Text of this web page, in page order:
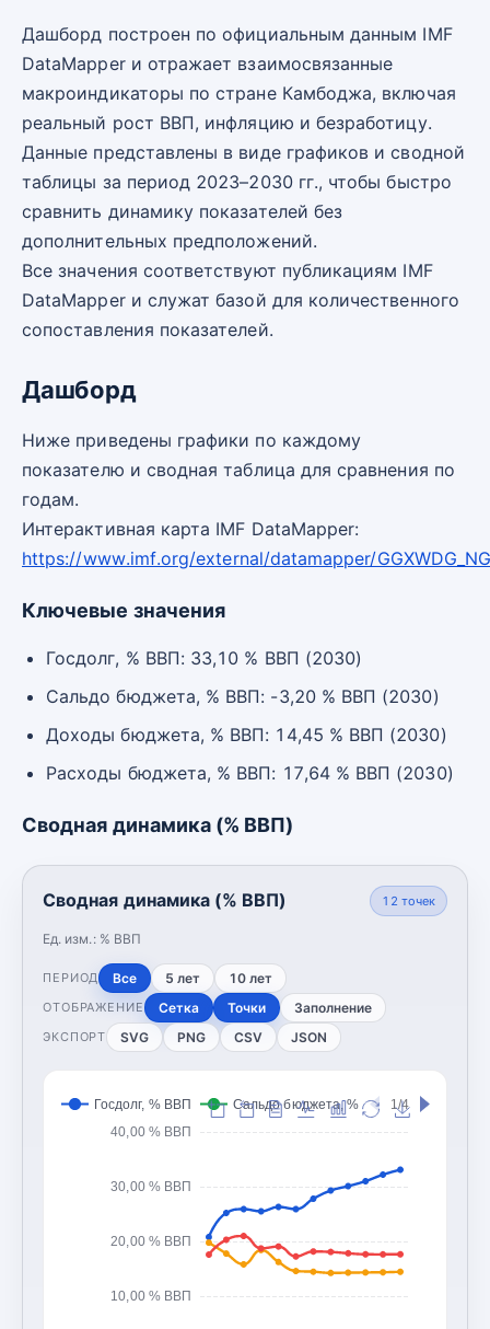
Дашборд построен по официальным данным IMF
DataMapper и отражает взаимосвязанные
макроиндикаторы по стране Камбоджа, включая
реальный рост ВВП, инфляцию и безработицу.
Данные представлены в виде графиков и сводной
таблицы за период 2023–2030 гг., чтобы быстро
сравнить динамику показателей без
дополнительных предположений.
Все значения соответствуют публикациям IMF
DataMapper и служат базой для количественного
сопоставления показателей.
Дашборд
Ниже приведены графики по каждому
показателю и сводная таблица для сравнения по
годам.
Интерактивная карта IMF DataMapper:
https://www.imf.org/external/datamapper/
Ключевые значения
Госдолг, % ВВП: 33,10 % ВВП (2030)
Сальдо бюджета, % ВВП: -3,20 % ВВП (2030)
Доходы бюджета, % ВВП: 14,45 % ВВП (2030)
Расходы бюджета, % ВВП: 17,64 % ВВП (2030)
Сводная динамика (% ВВП)
Сводная динамика (% ВВП)
Ед. изм.: % ВВП
12 точек
ПЕРИОД Все 5 лет 10 лет
ОТОБРАЖЕНИЕ Сетка Точки Заполнение
ЭКСПОРТ SVG PNG CSV JSON
10,00 % ВВП
20,00 % ВВП
30,00 % ВВП
40,00 % ВВП
Госдолг, % ВВП Сальдо бюджета, % ВВП 1/4